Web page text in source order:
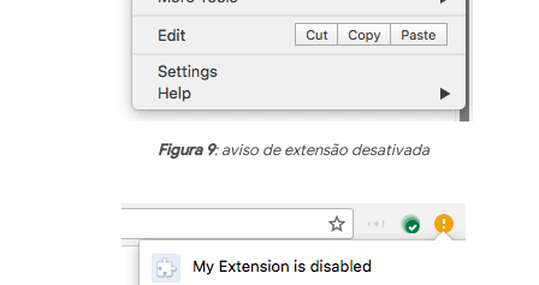
Figura 9: aviso de extensão desativada